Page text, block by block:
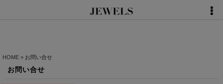
HOME > お問い合せ
お問い合せ